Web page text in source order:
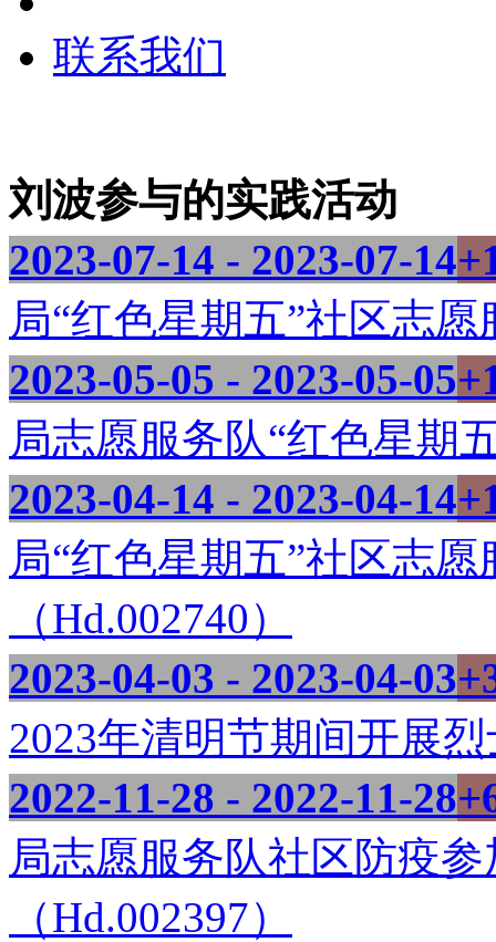
联系我们
刘波参与的实践活动
2023-07-14 - 2023-07-14
局“红色星期五”社区志
2023-05-05 - 2023-05-05
局志愿服务队“红色星期
2023-04-14 - 2023-04-14
局“红色星期五”社区志
（Hd.002740）
2023-04-03 - 2023-04-03
2023年清明节期间开展
2022-11-28 - 2022-11-28
局志愿服务队社区防疫
（Hd.002397）